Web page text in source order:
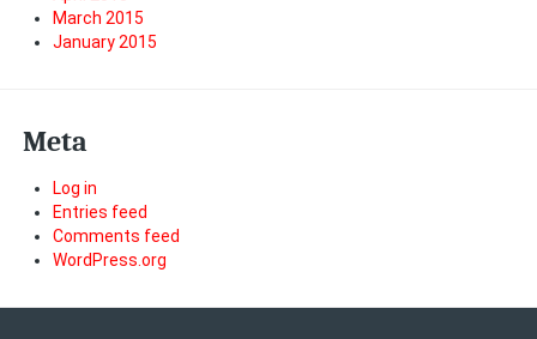
March 2015
January 2015
Meta
Log in
Entries feed
Comments feed
WordPress.org